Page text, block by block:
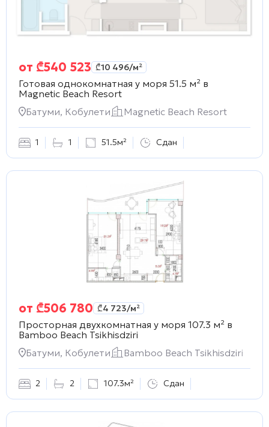
от ₾540 523 ₾10 496/м²
Готовая однокомнатная у моря 51.5 м² в
Magnetic Beach Resort
Батуми, Кобулети
Magnetic Beach Resort
1 1 51.5м² Сдан
от ₾506 780 ₾4 723/м²
Просторная двухкомнатная у моря 107.3 м² в
Bamboo Beach Tsikhisdziri
Батуми, Кобулети
Bamboo Beach Tsikhisdziri
2 2 107.3м² Сдан